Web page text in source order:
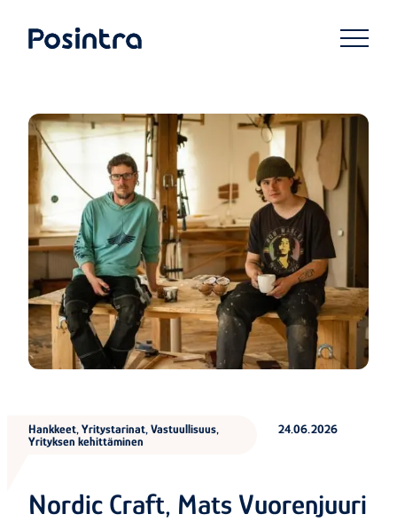
suoraan
sisältöön
Posintra Oy
Hankkeet, Yritystarinat, Vastuullisuus,
Yrityksen kehittäminen
24.06.2026
Nordic Craft, Mats Vuorenjuuri